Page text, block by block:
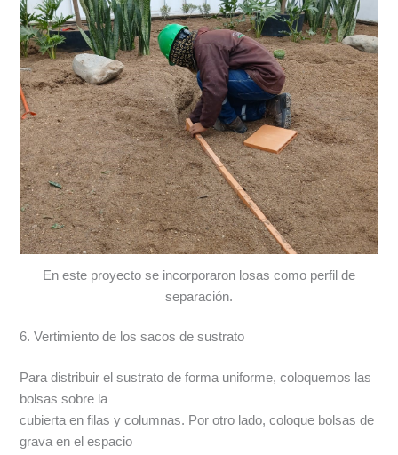
En este proyecto se incorporaron losas como perfil de
separación.
6. Vertimiento de los sacos de sustrato
Para distribuir el sustrato de forma uniforme, coloquemos las
bolsas sobre la
cubierta en filas y columnas. Por otro lado, coloque bolsas de
grava en el espacio